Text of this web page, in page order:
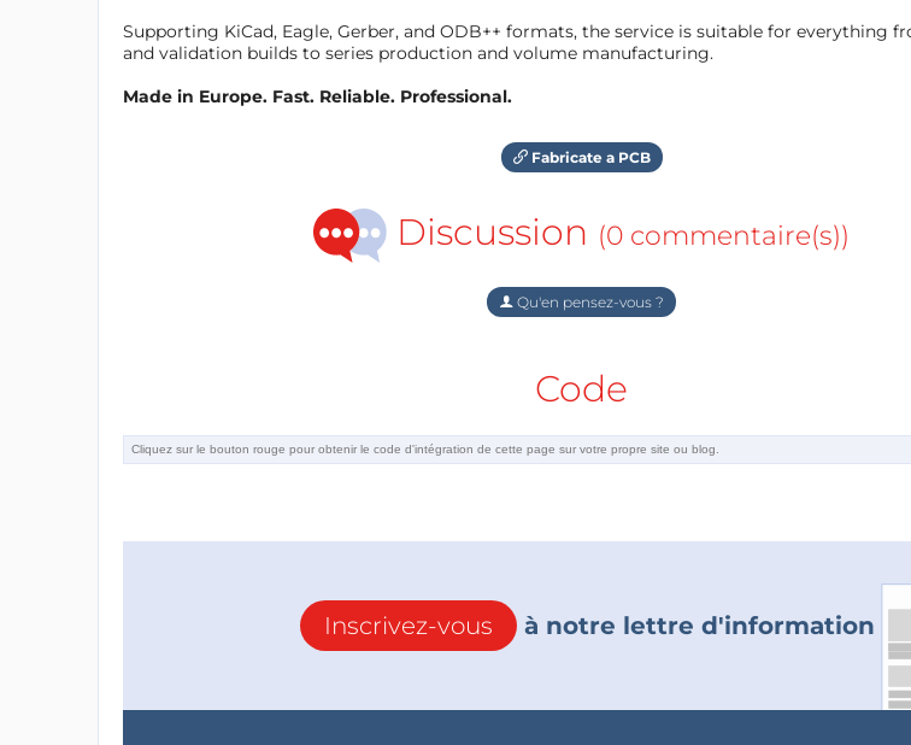
Supporting KiCad, Eagle, Gerber, and ODB++ formats, the service is suitable for everything
and validation builds to series production and volume manufacturing.
Made in Europe. Fast. Reliable. Professional.
Fabricate a PCB
Discussion (0 commentaire(s))
Qu'en pensez-vous ?
Code
Inscrivez-vous à notre lettre d'information